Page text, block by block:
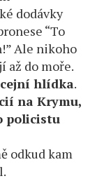
dodávky
“To
Ale nikoho
až do moře.
hlídka.
na Krymu,
policistu
odkud kam